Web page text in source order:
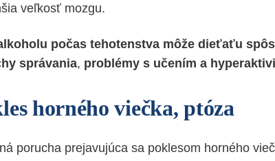
veľkosť mozgu.
počas tehotenstva môže dieťaťu
správania, problémy s učením a
horného viečka, ptóza
porucha prejavujúca sa poklesom horného